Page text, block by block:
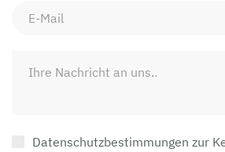
Datenschutzbestimmungen zur